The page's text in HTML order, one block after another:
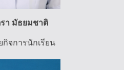
า มัธยมชาติ
จการนักเรียน